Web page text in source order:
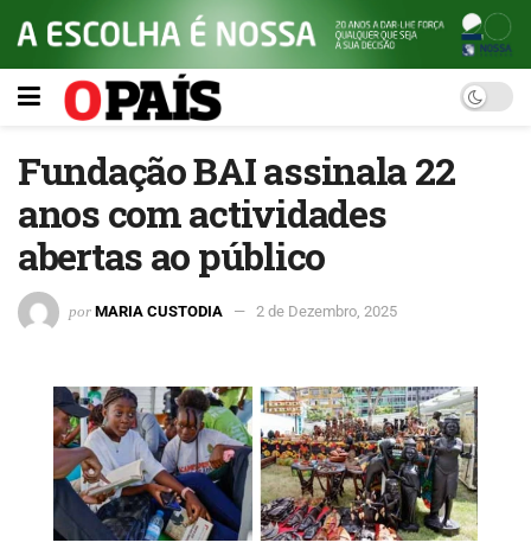
Fundação BAI assinala 22
anos com actividades
abertas ao público
por MARIA CUSTODIA 2 de Dezembro, 2025